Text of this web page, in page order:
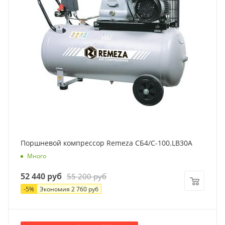
Производительность
420 л/мин
Давление
10 атм
Объем ресивера
Поршневой компрессор Remeza СБ4/С-100.LB30A
Много
52 440 руб 55 200руб
-5% Экономия 2 760 руб